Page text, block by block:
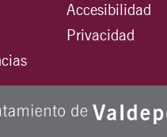
Accesibilidad
Privacidad